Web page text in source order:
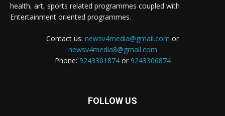
health, art, sports related programmes coupled with
Entertainment oriented programmes.
Contact us: newsv4media@gmail.com or
newsv4media8@gmail.com
Phone: 9243301874or 9243306874
FOLLOW US